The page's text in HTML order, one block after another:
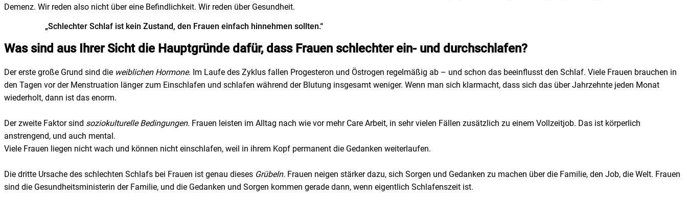
Demenz. Wir reden also nicht über eine Befindlichkeit. Wir reden über Gesundheit.
„Schlechter Schlaf ist kein Zustand, den Frauen einfach hinnehmen sollten.“
Was sind aus Ihrer Sicht die Hauptgründe dafür, dass Frauen schlechter ein- und durchschlafen?
Der erste große Grund sind die weiblichen Hormone. Im Laufe des Zyklus fallen Progesteron und Östrogen regelmäßig ab – und schon das beeinflusst den Schlaf. Viele Frauen brauchen in
den Tagen vor der Menstruation länger zum Einschlafen und schlafen während der Blutung insgesamt weniger. Wenn man sich klarmacht, dass sich das über Jahrzehnte jeden Monat
wiederholt, dann ist das enorm.
Der zweite Faktor sind soziokulturelle Bedingungen. Frauen leisten im Alltag nach wie vor mehr Care Arbeit, in sehr vielen Fällen zusätzlich zu einem Vollzeitjob. Das ist körperlich
anstrengend, und auch mental.
Viele Frauen liegen nicht wach und können nicht einschlafen, weil in ihrem Kopf permanent die Gedanken weiterlaufen.
Die dritte Ursache des schlechten Schlafs bei Frauen ist genau dieses Grübeln. Frauen neigen stärker dazu, sich Sorgen und Gedanken zu machen über die Familie, den Job, die Welt. Frauen
sind die Gesundheitsministerin der Familie, und die Gedanken und Sorgen kommen gerade dann, wenn eigentlich Schlafenszeit ist.